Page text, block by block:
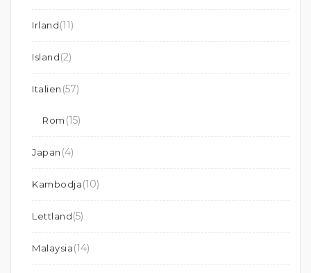
Irland(11)
Island(2)
Italien (57)
Rom (15)
Japan (4)
Kambodja(10)
Lettland(5)
Malaysia(14)